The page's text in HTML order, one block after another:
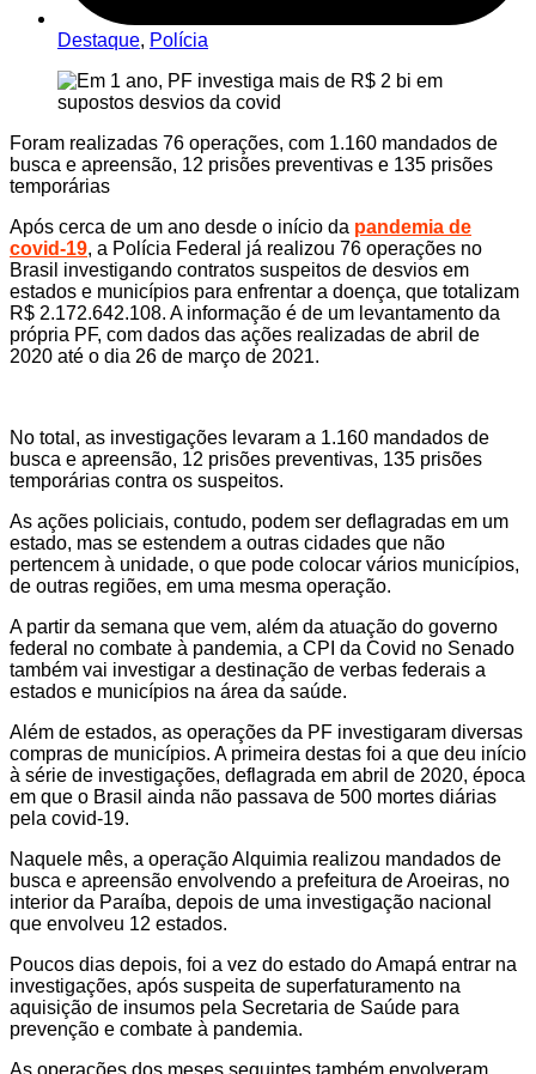
Destaque, Polícia
Foram realizadas 76 operações, com 1.160 mandados de
busca e apreensão, 12 prisões preventivas e 135 prisões
temporárias
Após cerca de um ano desde o início da pandemia de
covid-19, a Polícia Federal já realizou 76 operações no
Brasil investigando contratos suspeitos de desvios em
estados e municípios para enfrentar a doença, que totalizam
R$ 2.172.642.108. A informação é de um levantamento da
própria PF, com dados das ações realizadas de abril de
2020 até o dia 26 de março de 2021.
No total, as investigações levaram a 1.160 mandados de
busca e apreensão, 12 prisões preventivas, 135 prisões
temporárias contra os suspeitos.
As ações policiais, contudo, podem ser deflagradas em um
estado, mas se estendem a outras cidades que não
pertencem à unidade, o que pode colocar vários municípios,
de outras regiões, em uma mesma operação.
A partir da semana que vem, além da atuação do governo
federal no combate à pandemia, a CPI da Covid no Senado
também vai investigar a destinação de verbas federais a
estados e municípios na área da saúde.
Além de estados, as operações da PF investigaram diversas
compras de municípios. A primeira destas foi a que deu início
à série de investigações, deflagrada em abril de 2020, época
em que o Brasil ainda não passava de 500 mortes diárias
pela covid-19.
Naquele mês, a operação Alquimia realizou mandados de
busca e apreensão envolvendo a prefeitura de Aroeiras, no
interior da Paraíba, depois de uma investigação nacional
que envolveu 12 estados.
Poucos dias depois, foi a vez do estado do Amapá entrar na
investigações, após suspeita de superfaturamento na
aquisição de insumos pela Secretaria de Saúde para
prevenção e combate à pandemia.
As operações dos meses seguintes também envolveram